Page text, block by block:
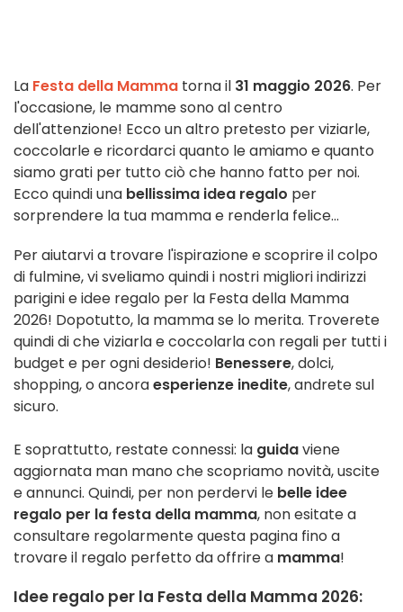
La Festa della Mamma torna il 31 maggio 2026. Per
l'occasione, le mamme sono al centro
dell'attenzione! Ecco un altro pretesto per viziarle,
coccolarle e ricordarci quanto le amiamo e quanto
siamo grati per tutto ciò che hanno fatto per noi.
Ecco quindi una bellissima idea regalo per
sorprendere la tua mamma e renderla felice...
Per aiutarvi a trovare l'ispirazione e scoprire il colpo
di fulmine, vi sveliamo quindi i nostri migliori indirizzi
parigini e idee regalo per la Festa della Mamma
2026! Dopotutto, la mamma se lo merita. Troverete
quindi di che viziarla e coccolarla con regali per tutti i
budget e per ogni desiderio! Benessere, dolci,
shopping, o ancoraesperienze inedite, andrete sul
sicuro.
E soprattutto, restate connessi: la guidaviene
aggiornata man mano che scopriamo novità, uscite
e annunci. Quindi, per non perdervi le belle idee
regalo per la festa della mamma, non esitate a
consultare regolarmente questa pagina fino a
trovare il regalo perfetto da offrire a mamma!
Idee regalo per la Festa della Mamma 2026: